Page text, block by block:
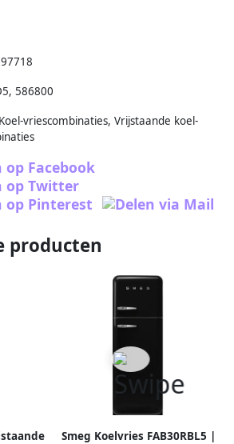
, 586800
vriescombinaties, Vrijstaande koel-
producten
Smeg Koelvries FAB30RBL5 |